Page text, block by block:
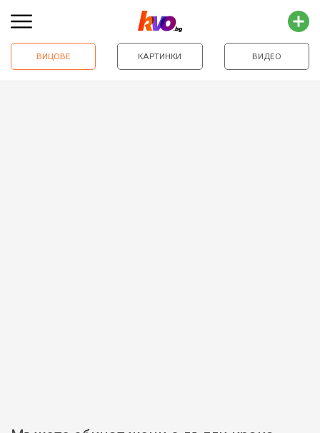
ВИЦОВЕ КАРТИНКИ ВИДЕО